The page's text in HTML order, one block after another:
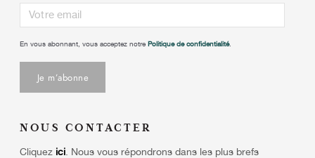
En vous abonnant, vous acceptez notre Politique de confidentialité.
NOUS CONTACTER
Cliquez ici Nous vous répondrons dans les plus brefs